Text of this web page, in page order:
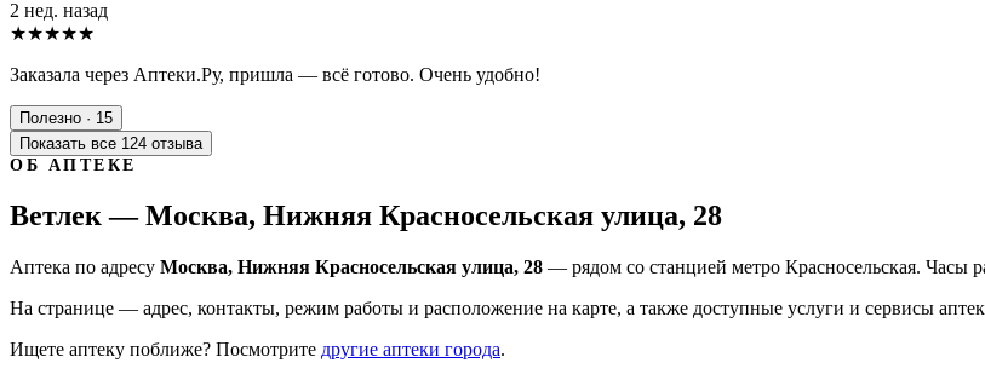
2 нед. назад
★★★★★
Заказала через Аптеки.Ру, пришла — всё готово. Очень удобно!
Полезно · 15
Показать все 124 отзыва
ОБ АПТЕКЕ
Ветлек — Москва, Нижняя Красносельская улица, 28
Аптека по адресу Москва, Нижняя Красносельская улица, 28 — рядом со станцией метро Красносельская. Часы
На странице — адрес, контакты, режим работы и расположение на карте, а также доступные услуги и сервисы
Ищете аптеку поближе? Посмотрите другие аптеки города.